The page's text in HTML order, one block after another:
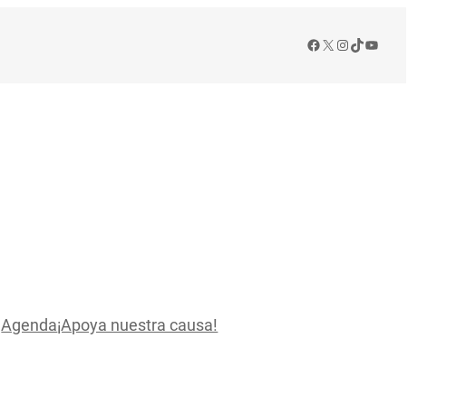
Facebook
X Instagram
TikTok
YouTube
Agenda¡Apoya nuestra causa!